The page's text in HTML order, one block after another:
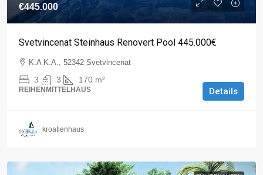
€445.000
Svetvincenat Steinhaus Renovert Pool 445.000€
K.A K.A., 52342 Svetvincenat
3 3 170 m²
REIHENMITTELHAUS Details
kroatienhaus